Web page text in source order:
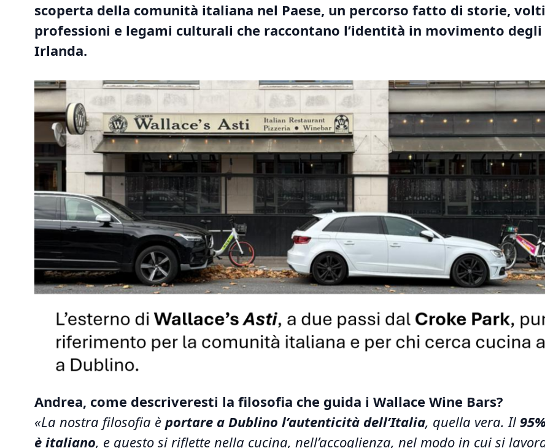
scoperta della comunità italiana nel Paese, un percorso fatto di storie,
professioni e legami culturali che raccontano l’identità in movimento
Irlanda.
Andrea, come descriveresti la filosofia che guida i Wallace Wine Bars?
«La nostra filosofia è portare a Dublino l’autenticità dell’Italia, quella vera. Il
è italiano, e questo si riflette nella cucina, nell’accoglienza, nel modo in cui si